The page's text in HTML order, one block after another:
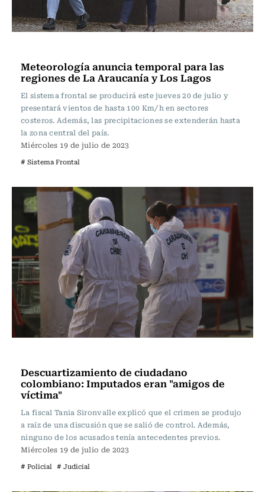
Meteorología anuncia temporal para las
regiones de La Araucanía y Los Lagos
El sistema frontal se producirá este jueves 20 de julio y
presentará vientos de hasta 100 Km/h en sectores
costeros. Además, las precipitaciones se extenderán hasta
la zona central del país.
Miércoles 19 de julio de 2023
# Sistema Frontal
Descuartizamiento de ciudadano
colombiano: Imputados eran "amigos de
víctima"
La fiscal Tania Sironvalle explicó que el crimen se produjo
a raíz de una discusión que se salió de control. Además,
ninguno de los acusados tenía antecedentes previos.
Miércoles 19 de julio de 2023
# Policial # Judicial